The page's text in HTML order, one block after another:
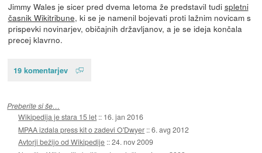
Jimmy Wales je sicer pred dvema letoma že predstavil tudi spletni
časnik Wikitribune, ki se je namenil bojevati proti lažnim novicam s
prispevki novinarjev, običajnih državljanov, a je se ideja končala
precej klavrno.
19 komentarjev
Preberite si še…
Wikipedija je stara 15 let :: 16. jan 2016
MPAA izdala press kit o zadevi O'Dwyer ::6. avg 2012
Avtorji bežijo od Wikipedije ::24. nov 2009